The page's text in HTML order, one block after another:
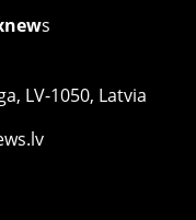
s
LV-1050, Latvia